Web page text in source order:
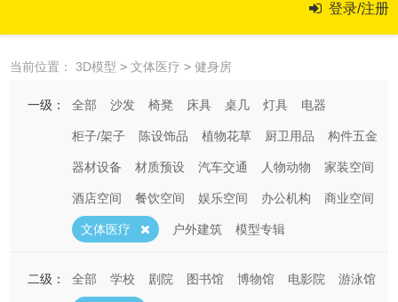
登录/注册
当前位置： 3D模型 > 文体医疗 > 健身房
一级： 全部 沙发 椅凳 床具 桌几 灯具 电器
柜子/架子 陈设饰品 植物花草 厨卫用品 构件五金
器材设备 材质预设 汽车交通 人物动物 家装空间
酒店空间 餐饮空间 娱乐空间 办公机构 商业空间
文体医疗 户外建筑 模型专辑
二级： 全部 学校 剧院 图书馆 博物馆 电影院 游泳馆